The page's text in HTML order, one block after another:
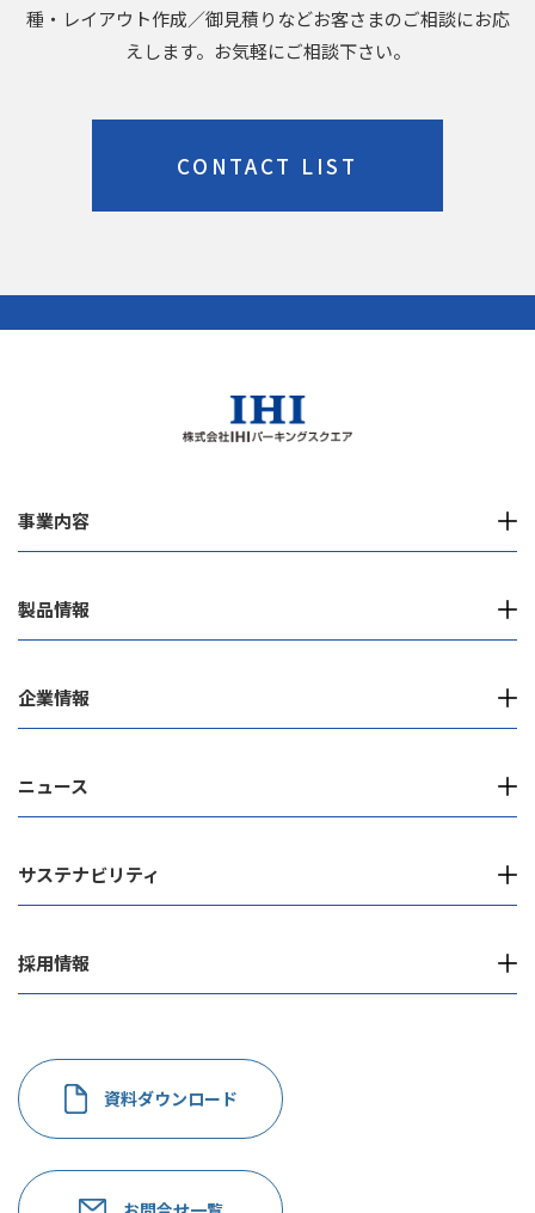
種・レイアウト作成／御見積りなどお客さまのご相談にお応
えします。お気軽にご相談下さい。
CONTACT LIST
事業内容
製品情報
企業情報
ニュース
サステナビリティ
採用情報
資料ダウンロード